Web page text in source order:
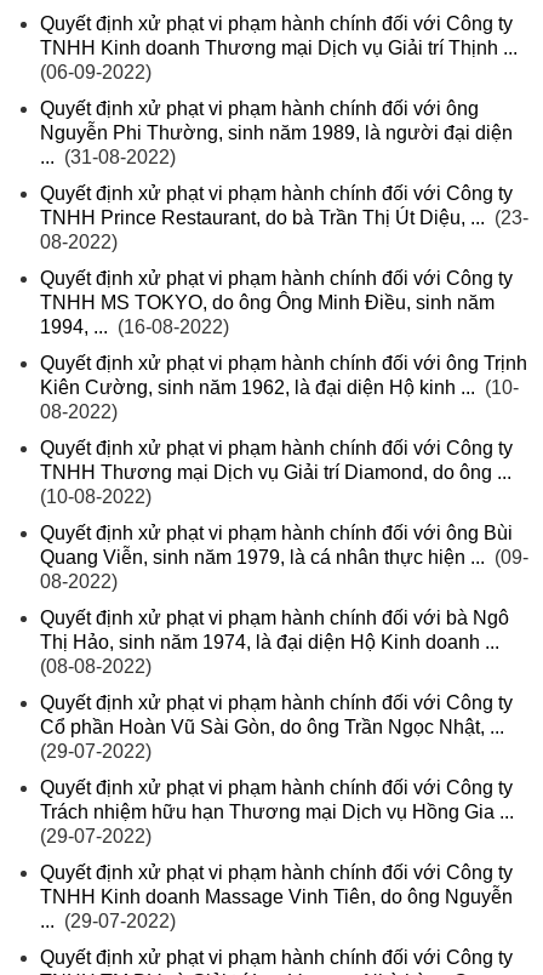
Quyết định xử phạt vi phạm hành chính đối với Công ty
TNHH Kinh doanh Thương mại Dịch vụ Giải trí Thịnh ...
(06-09-2022)
Quyết định xử phạt vi phạm hành chính đối với ông
Nguyễn Phi Thường, sinh năm 1989, là người đại diện
... (31-08-2022)
Quyết định xử phạt vi phạm hành chính đối với Công ty
TNHH Prince Restaurant, do bà Trần Thị Út Diệu, ... (23-
08-2022)
Quyết định xử phạt vi phạm hành chính đối với Công ty
TNHH MS TOKYO, do ông Ông Minh Điều, sinh năm
1994, ... (16-08-2022)
Quyết định xử phạt vi phạm hành chính đối với ông Trịnh
Kiên Cường, sinh năm 1962, là đại diện Hộ kinh ... (10-
08-2022)
Quyết định xử phạt vi phạm hành chính đối với Công ty
TNHH Thương mại Dịch vụ Giải trí Diamond, do ông ...
(10-08-2022)
Quyết định xử phạt vi phạm hành chính đối với ông Bùi
Quang Viễn, sinh năm 1979, là cá nhân thực hiện ... (09-
08-2022)
Quyết định xử phạt vi phạm hành chính đối với bà Ngô
Thị Hảo, sinh năm 1974, là đại diện Hộ Kinh doanh ...
(08-08-2022)
Quyết định xử phạt vi phạm hành chính đối với Công ty
Cổ phần Hoàn Vũ Sài Gòn, do ông Trần Ngọc Nhật, ...
(29-07-2022)
Quyết định xử phạt vi phạm hành chính đối với Công ty
Trách nhiệm hữu hạn Thương mại Dịch vụ Hồng Gia ...
(29-07-2022)
Quyết định xử phạt vi phạm hành chính đối với Công ty
TNHH Kinh doanh Massage Vinh Tiên, do ông Nguyễn
... (29-07-2022)
Quyết định xử phạt vi phạm hành chính đối với Công ty